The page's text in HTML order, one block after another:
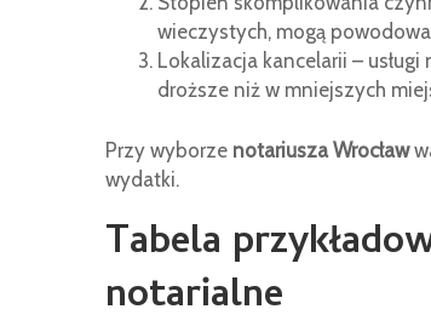
wieczystych, mogą
Lokalizacja kancelarii –
droższe niż w mniejszych
Przy wyborze notariusza Wrocław
wydatki.
Tabela
notarialne